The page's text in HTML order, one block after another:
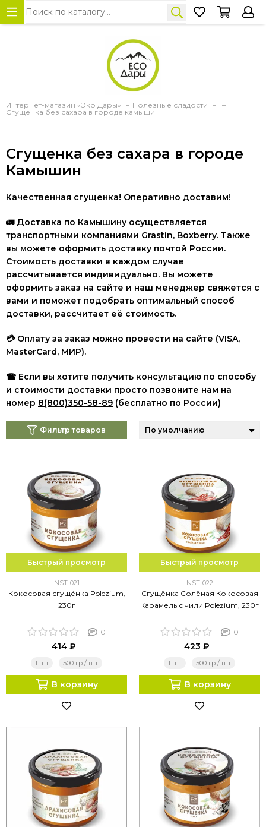
Интернет-магазин «Эко Дары»
Полезные сладости
Сгущенка без сахара в городе камышин
Сгущенка без сахара в городе
Камышин
Качественная сгущенка! Оперативно доставим!
🚛 Доставка по Камышину осуществляется
транспортными компаниями Grastin, Boxberry. Также
вы можете оформить доставку почтой России.
Стоимость доставки в каждом случае
рассчитывается индивидуально. Вы можете
оформить заказ на сайте и наш менеджер свяжется с
вами и поможет подобрать оптимальный способ
доставки, рассчитает её стоимость.
💳 Оплату за заказ можно провести на сайте (VISA,
MasterCard, МИР).
☎ Если вы хотите получить консультацию по способу
и стоимости доставки просто позвоните нам на
номер 8(800)350-58-89 (бесплатно по России)
Фильтр товаров
Быстрый просмотр
NST-021
Кокосовая сгущёнка Polezium,
230г
0
414 ₽
1 шт 500 гр / шт
В корзину
Быстрый просмотр
NST-022
Сгущёнка Солёная Кокосовая
Карамель с чили Polezium, 230г
0
423 ₽
1 шт 500 гр / шт
В корзину